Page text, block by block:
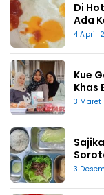
Di
Ada
4 April
Kue
Khas
3 Maret
3